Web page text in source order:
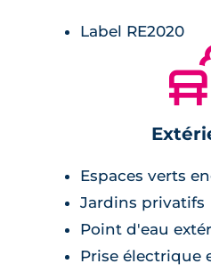
Label RE2020
Espaces verts
Jardins privatifs
Point d'eau
Prise électrique